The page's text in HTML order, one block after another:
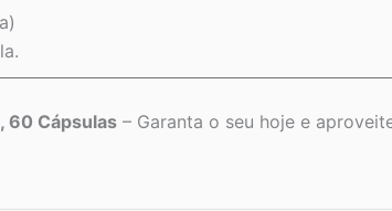
60 Cápsulas – Garanta o seu hoje e